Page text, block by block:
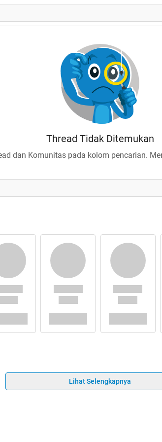
Thread Tidak Ditemukan
dan Komunitas pada kolom pencarian.
Lihat Selengkapnya